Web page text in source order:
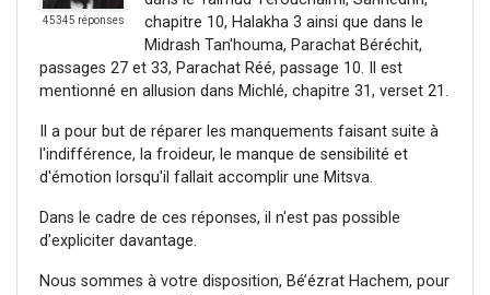
45345 réponses
chapitre 10, Halakha 3 ainsi que dans le
Midrash Tan'houma, Parachat Béréchit,
passages 27 et 33, Parachat Réé, passage 10. Il est
mentionné en allusion dans Michlé, chapitre 31, verset 21.
Il a pour but de réparer les manquements faisant suite à
l'indifférence, la froideur, le manque de sensibilité et
d'émotion lorsqu'il fallait accomplir une Mitsva.
Dans le cadre de ces réponses, il n'est pas possible
d'expliciter davantage.
Nous sommes à votre disposition, Bé’ézrat Hachem, pour